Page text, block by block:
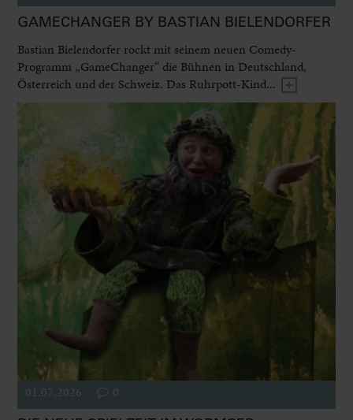
GAMECHANGER BY BASTIAN BIELENDORFER
Bastian Bielendorfer rockt mit seinem neuen Comedy-
Programm „GameChanger“ die Bühnen in Deutschland,
Österreich und der Schweiz. Das Ruhrpott-Kind...
01.07.2026 0